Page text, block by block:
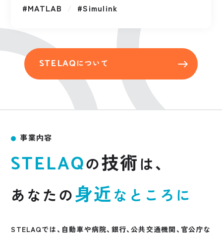
MATLAB
Simulink
STELAQについて
事業内容
STELAQの技術は、
あなたの身近なところに
STELAQでは、自動車や病院、銀行、公共交通機関、官公庁な